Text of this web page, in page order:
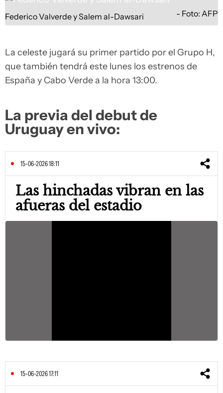
Federico Valverde y Salem al-Dawsari Foto: AFP
La celeste jugará su primer partido por el Grupo H,
que también tendrá este lunes los estrenos de
España y Cabo Verde a la hora 13:00.
La previa del debut de
Uruguay en vivo:
15-06-2026 18:11
Las hinchadas vibran en las
afueras del estadio
15-06-2026 17:11